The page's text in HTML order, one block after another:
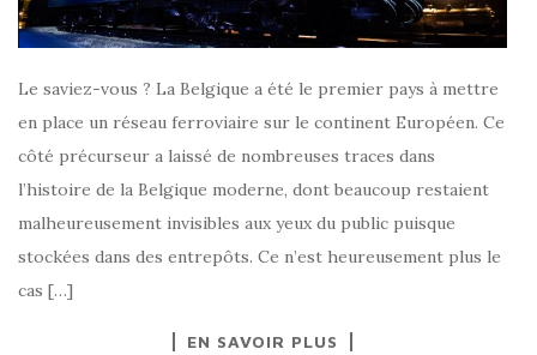
Le saviez-vous ? La Belgique a été le premier pays à mettre
en place un réseau ferroviaire sur le continent Européen. Ce
côté précurseur a laissé de nombreuses traces dans
l’histoire de la Belgique moderne, dont beaucoup restaient
malheureusement invisibles aux yeux du public puisque
stockées dans des entrepôts. Ce n’est heureusement plus le
cas […]
EN SAVOIR PLUS